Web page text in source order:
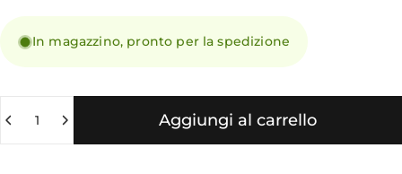
In magazzino, pronto per la spedizione
Aggiungi al carrello